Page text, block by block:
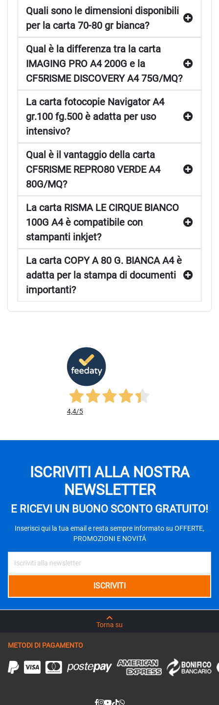
Quali sono le dimensioni disponibili
per la carta 70-80 gr bianca?
Qual è la differenza tra la carta
IMAGING PRO A4 200G e la
CF5RISME DISCOVERY A4 75G/MQ?
La carta fotocopie Navigator A4
gr.100 fg.500 è adatta per uso
intensivo?
Qual è il vantaggio della carta
CF5RISME REPRO80 VERDE A4
80G/MQ?
La carta RISMA LE CIRQUE BIANCO
100G A4 è compatibile con
stampanti inkjet?
La carta COPY A 80 G. BIANCA A4 è
adatta per la stampa di documenti
importanti?
4,4/5
ISCRIVITI ALLA NOSTRA
NEWSLETTER
E RICEVI UN BUONO SCONTO GRATUITO!
Inserisci qui la tua email e resta sempre informato su OFFERTE,
PROMOZIONI E NOVITÁ
Torna su
METODI DI PAGAMENTO